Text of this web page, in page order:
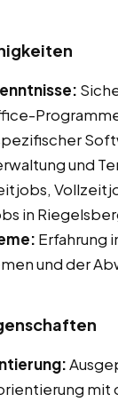
und
in
Erfahrung
und der
mit